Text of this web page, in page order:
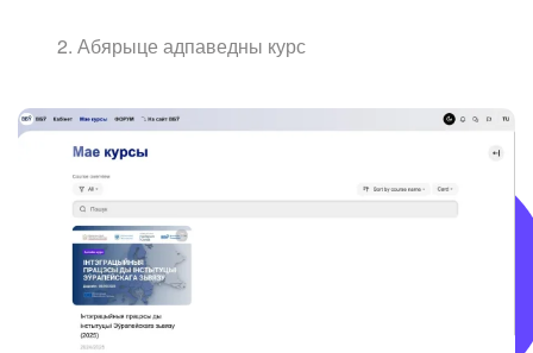
Абярыце адпаведны курс